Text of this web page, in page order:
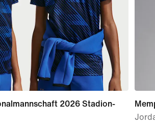
2026 Stadion-